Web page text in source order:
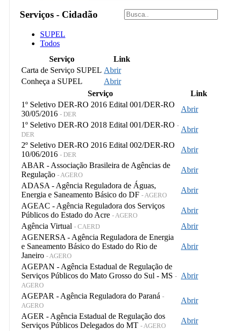
Serviços - Cidadão
SUPEL
Todos
Serviço
Link
Carta de Serviço SUPEL Abrir
Conheça a SUPEL
Abrir
Serviço
Link
1º Seletivo DER-RO 2016 Edital 001/DER-RO
30/05/2016 - DER
Abrir
1º Seletivo DER-RO 2018 Edital 001/DER-RO -
DER
Abrir
2º Seletivo DER-RO 2016 Edital 002/DER-RO
10/06/2016 - DER
Abrir
ABAR - Associação Brasileira de Agências de
Regulação - AGERO
Abrir
ADASA - Agência Reguladora de Águas,
Energia e Saneamento Básico do DF - AGERO
Abrir
AGEAC - Agência Reguladora dos Serviços
Públicos do Estado do Acre - AGERO
Abrir
Agência Virtual - CAERD
Abrir
AGENERSA - Agência Reguladora de Energia
e Saneamento Básico do Estado do Rio de
Janeiro - AGERO
Abrir
AGEPAN - Agência Estadual de Regulação de
Serviços Públicos do Mato Grosso do Sul - MS -
AGERO
Abrir
AGEPAR - Agência Reguladora do Paraná -
AGERO
Abrir
AGER - Agência Estadual de Regulação dos
Serviços Públicos Delegados do MT - AGERO
Abrir